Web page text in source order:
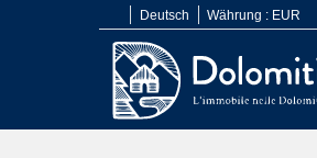
Deutsch Währung : EUR